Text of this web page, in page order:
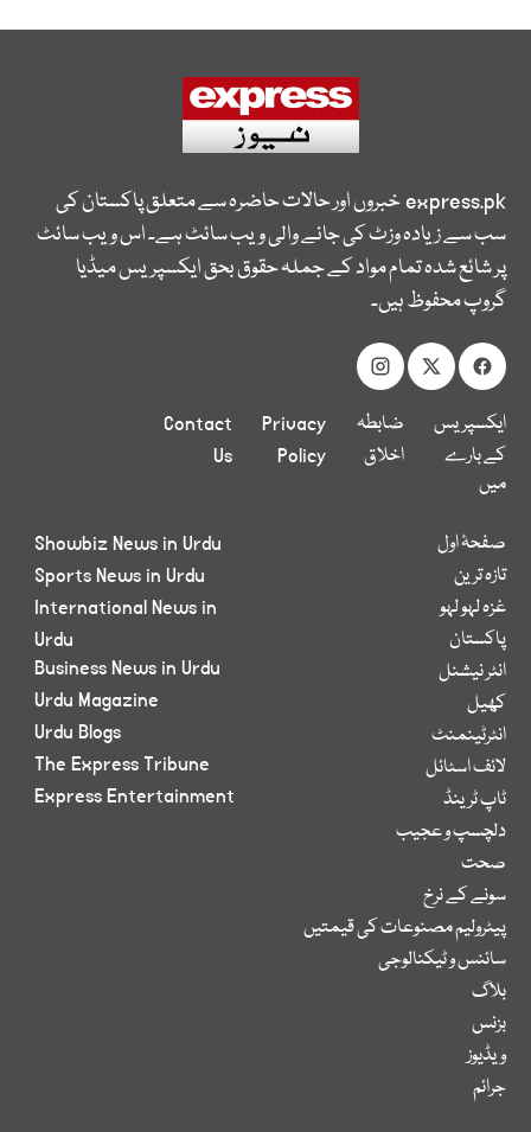
express.pkخبروں اور حالات حاضرہ سے متعلق پاکستان کی
سب سے زیادہ وزٹ کی جانے والی ویب سائٹ ہے۔ اس ویب سائٹ
پر شائع شدہ تمام مواد کے جملہ حقوق بحق ایکسپریس میڈیا
گروپ محفوظ ہیں۔
ایکسپریس
کے بارے
میں
ضابطہ
اخلاق
Privacy
Policy
Contact
Us
صفحۂ اول
تازہ ترین
غزہ لہو لہو
پاکستان
انٹر نیشنل
کھیل
انٹرٹینمنٹ
لائف اسٹائل
ٹاپ ٹرینڈ
دلچسپ و عجیب
صحت
سونے کے نرخ
پیٹرولیم مصنوعات کی قیمتیں
سائنس و ٹیکنالوجی
بلاگ
بزنس
ویڈیوز
جرائم
Showbiz News in Urdu
Sports News in Urdu
International News in
Urdu
Business News in Urdu
Urdu Magazine
Urdu Blogs
The Express Tribune
Express Entertainment